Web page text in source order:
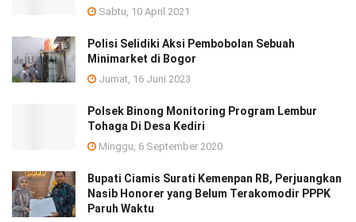
Sabtu, 10 April 2021
Polisi Selidiki Aksi Pembobolan Sebuah
Minimarket di Bogor
Jumat, 16 Juni 2023
Polsek Binong Monitoring Program Lembur
Tohaga Di Desa Kediri
Minggu, 6 September 2020
Bupati Ciamis Surati Kemenpan RB, Perjuangkan
Nasib Honorer yang Belum Terakomodir PPPK
Paruh Waktu